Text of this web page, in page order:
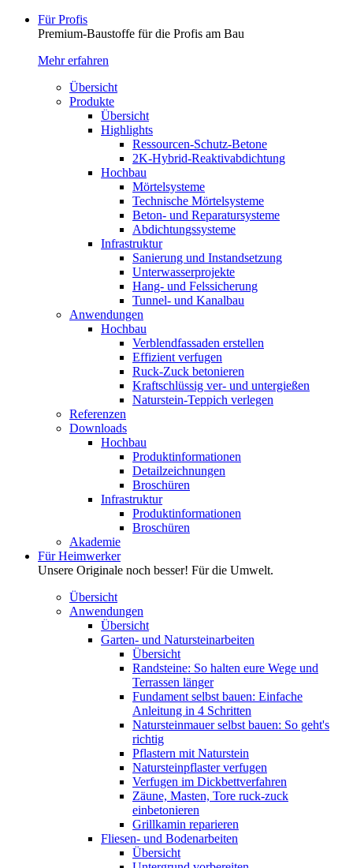
Für Profis
Premium-Baustoffe für die Profis am Bau
Mehr erfahren
Übersicht
Produkte
Übersicht
Highlights
Ressourcen-Schutz-Betone
2K-Hybrid-Reaktivab­dichtung
Hochbau
Mörtelsysteme
Technische Mörtelsysteme
Beton- und Reparatursysteme
Abdichtungssysteme
Infrastruktur
Sanierung und Instandsetzung
Unterwasserprojekte
Hang- und Felssicherung
Tunnel- und Kanalbau
Anwendungen
Hochbau
Verblendfassaden erstellen
Effizient verfugen
Ruck-Zuck betonieren
Kraftschlüssig ver- und untergießen
Naturstein-Teppich verlegen
Referenzen
Downloads
Hochbau
Produktinformationen
Detailzeichnungen
Broschüren
Infrastruktur
Produktinformationen
Broschüren
Akademie
Für Heimwerker
Unsere Originale noch besser! Für die Umwelt.
Übersicht
Anwendungen
Übersicht
Garten- und Natursteinarbeiten
Übersicht
Randsteine: So halten eure Wege und
Terrassen länger
Fundament selbst bauen: Einfache
Anleitung in 4 Schritten
Natursteinmauer selbst bauen: So geht's
richtig
Pflastern mit Naturstein
Natursteinpflaster verfugen
Verfugen im Dickbettverfahren
Zäune, Masten, Tore ruck-zuck
einbetonieren
Grillkamin reparieren
Fliesen- und Bodenarbeiten
Übersicht